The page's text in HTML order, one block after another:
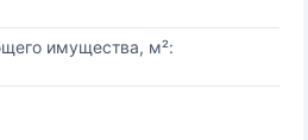
имущества, м²: